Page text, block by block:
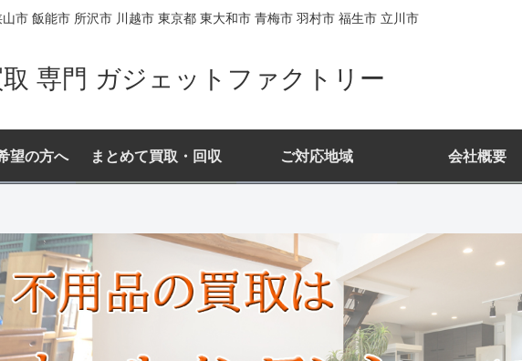
市 飯能市 所沢市 川越市 東京都 東大和市 青梅市 羽村市 福生市 立川市
専門 ガジェットファクトリー
望の方へ まとめて買取・回収 ご対応地域 会社概要